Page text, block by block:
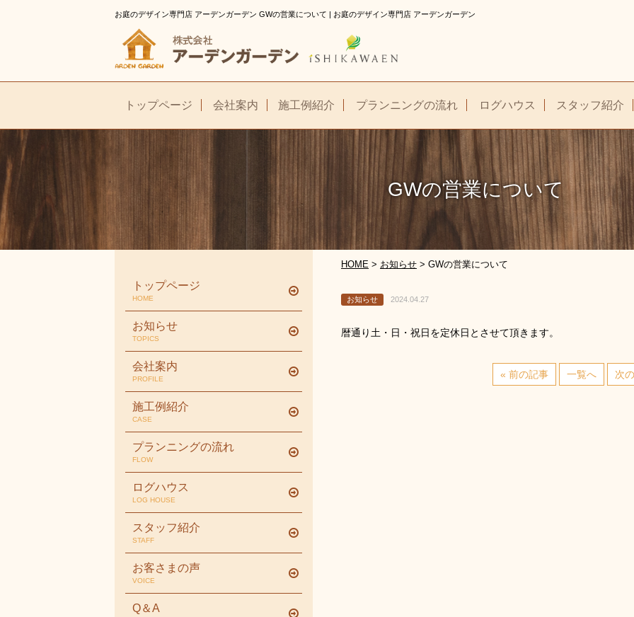
お庭のデザイン専門店 アーデンガーデン GWの営業について | お庭のデザイン専門店 アーデンガーデン
トップページ 会社案内 施工例紹介 プランニングの流れ ログハウス スタッフ紹介
GWの営業について
HOME > お知らせ > GWの営業について
お知らせ 2024.04.27
暦通り土・日・祝日を定休日とさせて頂きます。
« 前の記事 一覧へ 次
トップページ
HOME
お知らせ
TOPICS
会社案内
PROFILE
施工例紹介
CASE
プランニングの流れ
FLOW
ログハウス
LOG HOUSE
スタッフ紹介
STAFF
お客さまの声
VOICE
Q＆A